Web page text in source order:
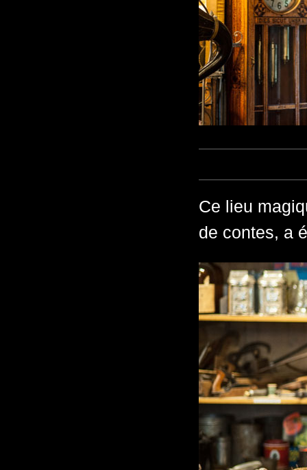
Ce lieu
de contes, a